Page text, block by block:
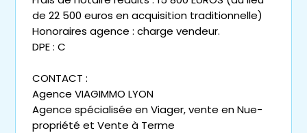
de 22 500 euros en acquisition traditionnelle)
Honoraires agence : charge vendeur.
DPE : C
CONTACT :
Agence VIAGIMMO LYON
Agence spécialisée en Viager, vente en Nue-
propriété et Vente à Terme